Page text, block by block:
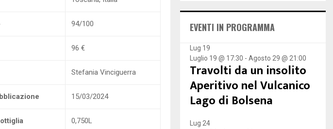
94/100
96 €
Stefania Vinciguerra
15/03/2024
0,750L
o
C
EVENTI IN PROGRAMMA
Lug 19
Luglio 19 @ 17:30 - Agosto 29 @ 21:00
Travolti da un insolito
Aperitivo nel Vulcanico
Lago di Bolsena
Lug 24